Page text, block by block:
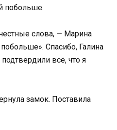
побольше.
слова, — Марина
Спасибо, Галина
всё, что я
замок. Поставила